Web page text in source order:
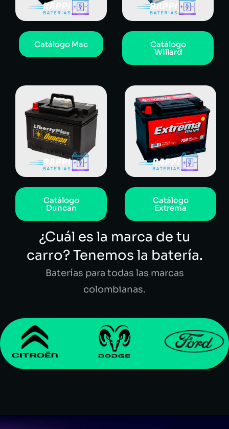
Catálogo Mac Catálogo
Willard
Catálogo
Duncan
Catálogo
Extrema
¿Cuál es la marca de tu
carro? Tenemos la batería.
Baterías para todas las marcas
colombianas.